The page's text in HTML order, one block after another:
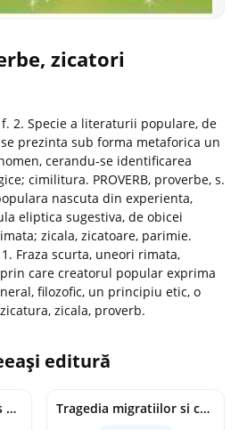
zicatori
f. 2. Specie a literaturii populare, de
prezinta sub forma metaforica un
cerandu-se identificarea
cimilitura. PROVERB, proverbe, s.
nascuta din experienta,
eliptica sugestiva, de obicei
zicala, zicatoare, parimie.
1. Fraza scurta, uneori rimata,
care creatorul popular exprima
filozofic, un principiu etic, o
zicala, proverb.
editură
Iluzia politica - Jacques Ellul
Tragedia migratiilor si caderea imperiilor. Sfantul Augustin si noi - Chantal Delsol